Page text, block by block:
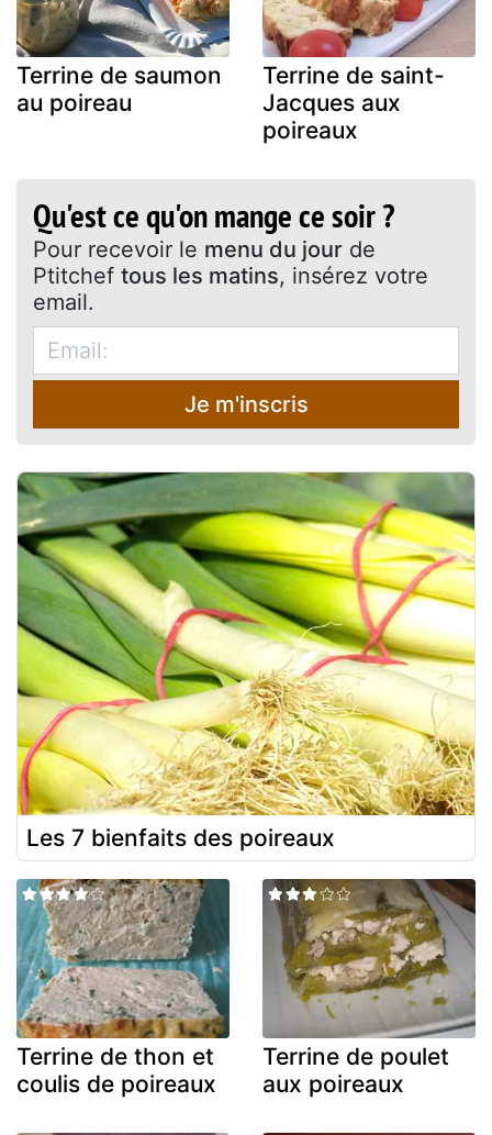
Terrine de saumon
au poireau
Terrine de saint-
Jacques aux
poireaux
Qu'est ce qu'on mange ce soir ?
Pour recevoir le menu du jour de
Ptitchef tous les matins, insérez votre
email.
Je m'inscris
Les 7 bienfaits des poireaux
Terrine de thon et
coulis de poireaux
Terrine de poulet
aux poireaux